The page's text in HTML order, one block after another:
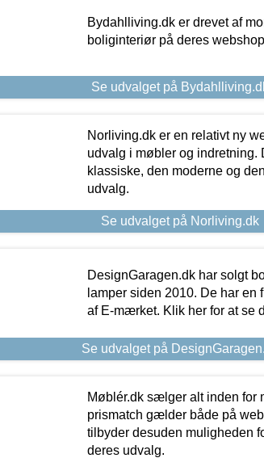
Bydahlliving.dk er drevet af
boliginteriør på deres
Se udvalget på
Norliving.dk er en relativt ny
udvalg i møbler og indretning.
klassiske, den moderne og
udvalg.
Se udvalget på Norliving.dk
DesignGaragen.dk har solgt
lamper siden 2010. De har en
af E-mærket. Klik her for at se
Se udvalget på
Møblér.dk sælger alt inden for
prismatch gælder både på
tilbyder desuden muligheden
deres udvalg.